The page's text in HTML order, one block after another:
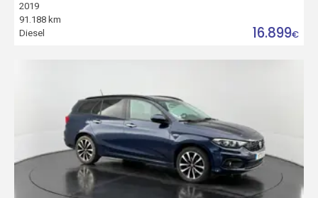
2019
91.188 km
Diesel
16.899€